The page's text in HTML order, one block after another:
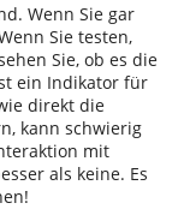
Wenn Sie gar
Sie testen,
Sie, ob es die
ein Indikator für
direkt die
kann schwierig
mit
als keine. Es